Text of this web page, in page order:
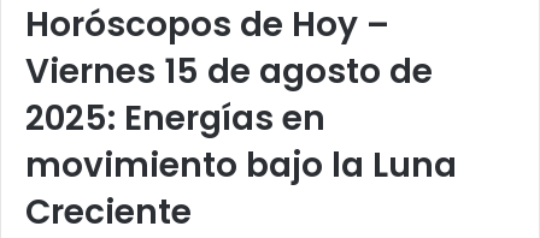
Horóscopos de Hoy –
Viernes 15 de agosto de
2025: Energías en
movimiento bajo la Luna
Creciente